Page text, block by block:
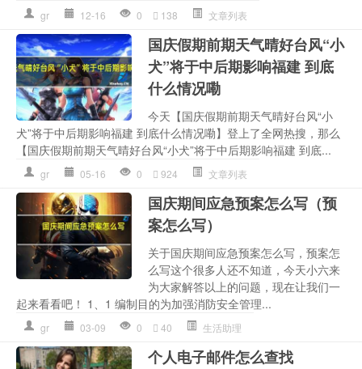
gr 12-16 0 138 文章列表
国庆假期前期天气晴好台风“小
犬”将于中后期影响福建 到底
什么情况嘞
今天【国庆假期前期天气晴好台风“小
犬”将于中后期影响福建 到底什么情况嘞】登上了全网热搜，那么
【国庆假期前期天气晴好台风“小犬”将于中后期影响福建 到底...
gr 05-16 0 924 文章列表
国庆期间应急预案怎么写（预
案怎么写）
关于国庆期间应急预案怎么写，预案怎
么写这个很多人还不知道，今天小六来
为大家解答以上的问题，现在让我们一
起来看看吧！ 1、1 编制目的为加强消防安全管理...
gr 03-09 0 40 生活助理
个人电子邮件怎么查找